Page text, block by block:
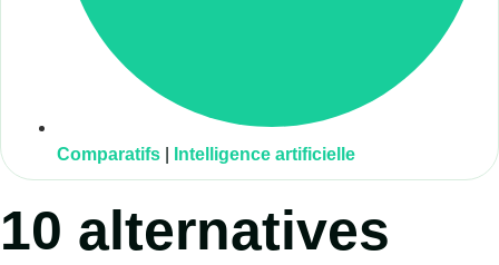
Comparatifs Intelligence artificielle
10 alternatives